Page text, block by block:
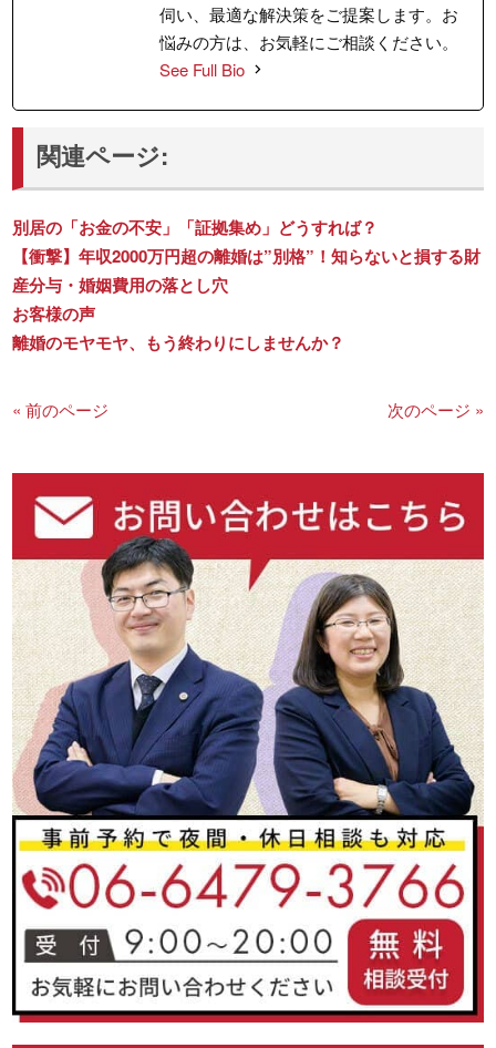
伺い、最適な解決策をご提案します。お
悩みの方は、お気軽にご相談ください。
See Full Bio
関連ページ:
別居の「お金の不安」「証拠集め」どうすれば？
【衝撃】年収2000万円超の離婚は”別格”！知らないと損する財
産分与・婚姻費用の落とし穴
お客様の声
離婚のモヤモヤ、もう終わりにしませんか？
« 前のページ 次のページ »